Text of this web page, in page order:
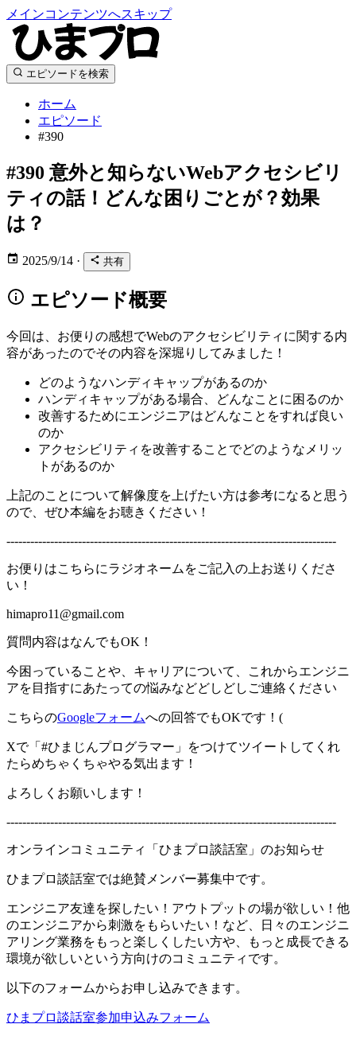
メインコンテンツへスキップ
エピソードを検索
ホーム
エピソード
#390
#390 意外と知らないWebアクセシビリ
ティの話！どんな困りごとが？効果
は？
2025/9/14 · 共有
エピソード概要
今回は、お便りの感想でWebのアクセシビリティに関する内
容があったのでその内容を深堀りしてみました！
どのようなハンディキャップがあるのか
ハンディキャップがある場合、どんなことに困るのか
改善するためにエンジニアはどんなことをすれば良い
のか
アクセシビリティを改善することでどのようなメリッ
トがあるのか
上記のことについて解像度を上げたい方は参考になると思う
ので、ぜひ本編をお聴きください！
-----------------------------------------------------------------------------------
お便りはこちらにラジオネームをご記入の上お送りくださ
い！
himapro11@gmail.com
質問内容はなんでもOK！
今困っていることや、キャリアについて、これからエンジニ
アを目指すにあたっての悩みなどどしどしご連絡ください
こちらのGoogleフォームへの回答でもOKです！(
Xで「#ひまじんプログラマー」をつけてツイートしてくれ
たらめちゃくちゃやる気出ます！
よろしくお願いします！
-----------------------------------------------------------------------------------
オンラインコミュニティ「ひまプロ談話室」のお知らせ
ひまプロ談話室では絶賛メンバー募集中です。
エンジニア友達を探したい！アウトプットの場が欲しい！他
のエンジニアから刺激をもらいたい！など、日々のエンジニ
アリング業務をもっと楽しくしたい方や、もっと成長できる
環境が欲しいという方向けのコミュニティです。
以下のフォームからお申し込みできます。
ひまプロ談話室参加申込みフォーム